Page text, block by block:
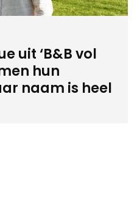
uit ‘B&B vol
hun
naam is heel